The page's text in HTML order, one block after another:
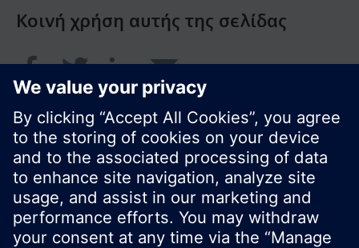
Κοινή χρήση αυτής της σελίδας
© Siemens Greece 2017